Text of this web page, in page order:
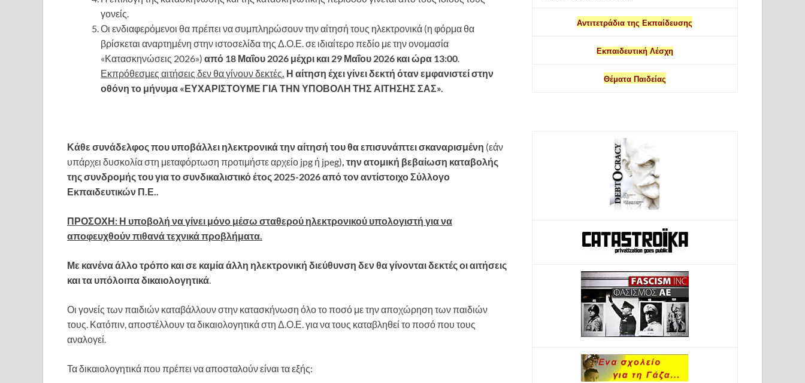
γονείς.
Οι ενδιαφερόμενοι θα πρέπει να συμπληρώσουν την αίτησή τους ηλεκτρονικά (η φόρμα θα
βρίσκεται αναρτημένη στην ιστοσελίδα της Δ.Ο.Ε. σε ιδιαίτερο πεδίο με την ονομασία
«Κατασκηνώσεις 2026») από 18 Μαΐου 2026 μέχρι και 29 Μαΐου 2026 και ώρα 13:00.
Εκπρόθεσμες αιτήσεις δεν θα γίνουν δεκτές. Η αίτηση έχει γίνει δεκτή όταν εμφανιστεί στην
οθόνη το μήνυμα «ΕΥΧΑΡΙΣΤΟΥΜΕ ΓΙΑ ΤΗΝ ΥΠΟΒΟΛΗ ΤΗΣ ΑΙΤΗΣΗΣ ΣΑΣ».
Κάθε συνάδελφος που υποβάλλει ηλεκτρονικά την αίτησή του θα επισυνάπτει σκαναρισμένη (εάν
υπάρχει δυσκολία στη μεταφόρτωση προτιμήστε αρχείο jpg ή jpeg), την ατομική βεβαίωση καταβολής
της συνδρομής του για το συνδικαλιστικό έτος 2025-2026 από τον αντίστοιχο Σύλλογο
Εκπαιδευτικών Π.Ε..
ΠΡΟΣΟΧΗ: Η υποβολή να γίνει μόνο μέσω σταθερού ηλεκτρονικού υπολογιστή για να
αποφευχθούν πιθανά τεχνικά προβλήματα.
Με κανένα άλλο τρόπο και σε καμία άλλη ηλεκτρονική διεύθυνση δεν θα γίνονται δεκτές οι αιτήσεις
και τα υπόλοιπα δικαιολογητικά.
Οι γονείς των παιδιών καταβάλλουν στην κατασκήνωση όλο το ποσό με την αποχώρηση των παιδιών
τους. Κατόπιν, αποστέλλουν τα δικαιολογητικά στη Δ.Ο.Ε. για να τους καταβληθεί το ποσό που τους
αναλογεί.
Τα δικαιολογητικά που πρέπει να αποσταλούν είναι τα εξής:
Αντιτετράδια της Εκπαίδευσης
Εκπαιδευτική Λέσχη
Θέματα Παιδείας